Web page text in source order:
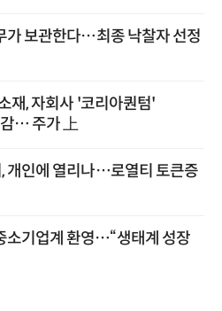
가 보관한다…최종 낙찰자 선정
재, 자회사 '코리아퀀텀'
… 주가 上
개인에 열리나…로열티 토큰증
소기업계 환영…“생태계 성장